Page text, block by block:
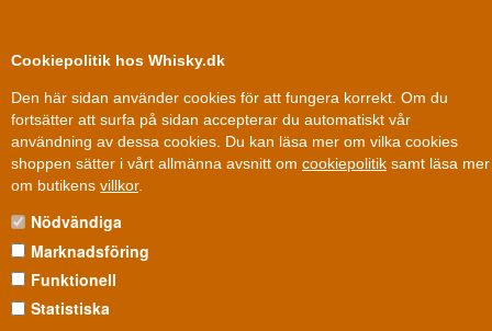
Cookiepolitik hos Whisky.dk
Den här sidan använder cookies för att fungera korrekt. Om du
fortsätter att surfa på sidan accepterar du automatiskt vår
användning av dessa cookies. Du kan läsa mer om vilka cookies
shoppen sätter i vårt allmänna avsnitt om cookiepolitik samt läsa mer
om butikens villkor.
Nödvändiga
Marknadsföring
Funktionell
Statistiska
Fri leverans Fri frakt vid 899 dkk
Vin»Portvin»Portvinshus
MIGUELS HAMN
På Douro-dalens branta terrasser, där druvorna ofta måste
skördas för hand, ligger ett mindre familjeägt portvinshus som